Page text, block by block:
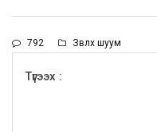
792 Зөвлөх шуум
Түгээх :